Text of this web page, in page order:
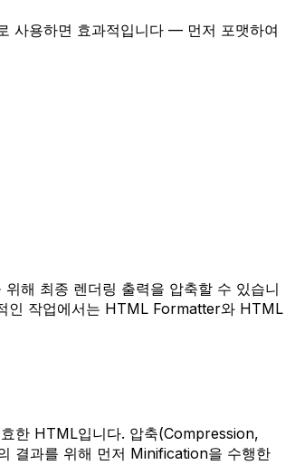
사용하면 효과적입니다 — 먼저 포맷하여
해 최종 렌더링 출력을 압축할 수 있습니
인 작업에서는 HTML Formatter와 HTML
한 HTML입니다. 압축(Compression,
결과를 위해 먼저 Minification을 수행한